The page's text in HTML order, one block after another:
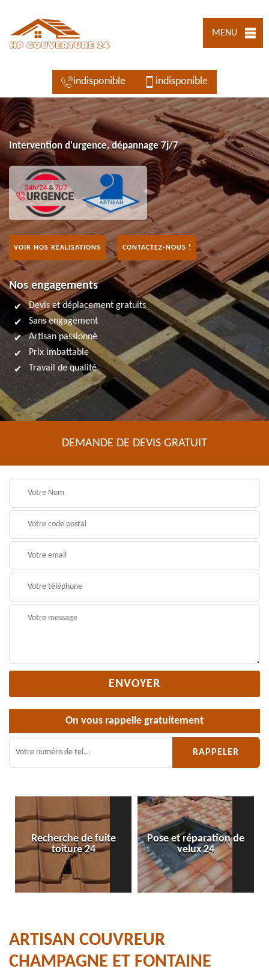
MENU
indisponible indisponible
Intervention d'urgence, dépannage 7j/7
VOIR NOS RÉALISATIONS CONTACTEZ-NOUS !
Nos engagements
Devis et déplacement gratuits
Sans engagement
Artisan passionné
Prix imbattable
Travail de qualité
DEMANDE DE DEVIS GRATUIT
On vous rappelle gratuitement
Recherche de fuite
toiture 24
Pose et réparation de
velux 24
ARTISAN COUVREUR
CHAMPAGNE ET FONTAINE